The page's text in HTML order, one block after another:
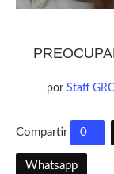
por Staff
Compartir 0
Whatsapp